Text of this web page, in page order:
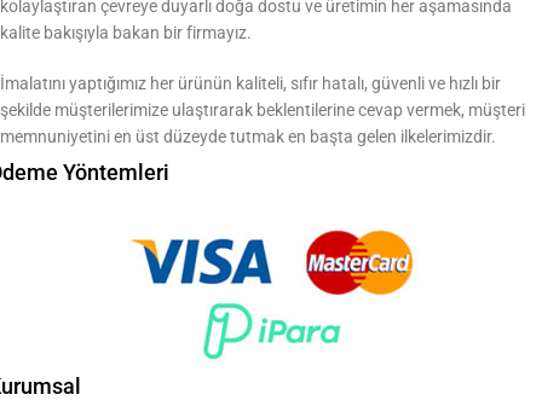
kolaylaştıran çevreye duyarlı doğa dostu ve üretimin her aşamasında
kalite bakışıyla bakan bir firmayız.
İmalatını yaptığımız her ürünün kaliteli, sıfır hatalı, güvenli ve hızlı bir
şekilde müşterilerimize ulaştırarak beklentilerine cevap vermek, müşteri
memnuniyetini en üst düzeyde tutmak en başta gelen ilkelerimizdir.
Yöntemleri